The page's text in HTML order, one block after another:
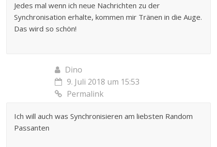
Jedes mal wenn ich neue Nachrichten zu der
Synchronisation erhalte, kommen mir Tränen in die Auge.
Das wird so schön!
Dino
9. Juli 2018 um 15:53
Permalink
Ich will auch was Synchronisieren am liebsten Random
Passanten